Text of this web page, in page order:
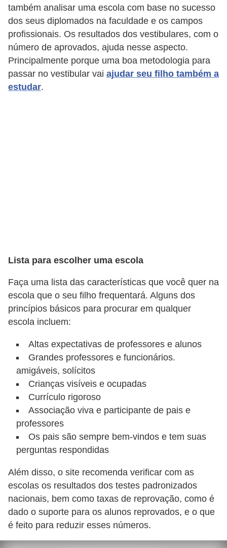
também analisar uma escola com base no sucesso
dos seus diplomados na faculdade e os campos
profissionais. Os resultados dos vestibulares, com o
número de aprovados, ajuda nesse aspecto.
Principalmente porque uma boa metodologia para
passar no vestibular vai ajudar seu filho também a
estudar.
Lista para escolher uma escola
Faça uma lista das características que você quer na
escola que o seu filho frequentará. Alguns dos
princípios básicos para procurar em qualquer
escola incluem:
Altas expectativas de professores e alunos
Grandes professores e funcionários.
amigáveis, solícitos
Crianças visíveis e ocupadas
Currículo rigoroso
Associação viva e participante de pais e
professores
Os pais são sempre bem-vindos e tem suas
perguntas respondidas
Além disso, o site recomenda verificar com as
escolas os resultados dos testes padronizados
nacionais, bem como taxas de reprovação, como é
dado o suporte para os alunos reprovados, e o que
é feito para reduzir esses números.
I
l
u
s
ã
o
d
a
s
P
r
u
v
d
d
e
e
o
r